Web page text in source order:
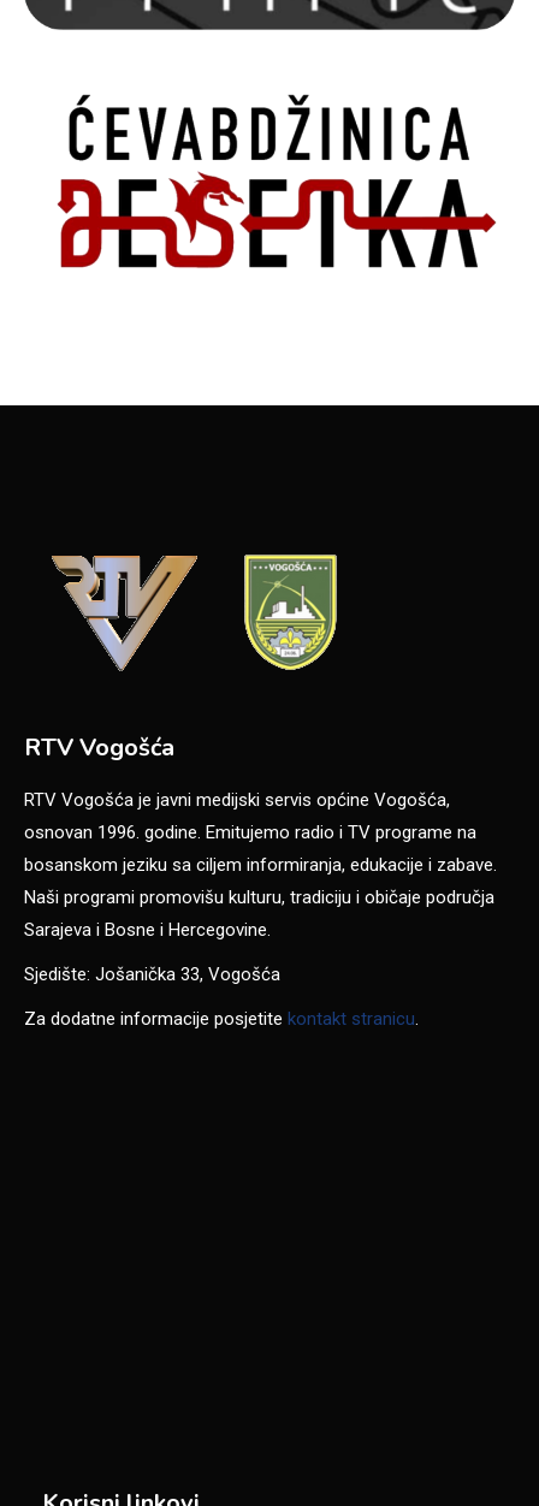
RTV Vogošća
RTV Vogošća je javni medijski servis općine Vogošća,
osnovan 1996. godine. Emitujemo radio i TV programe na
bosanskom jeziku sa ciljem informiranja, edukacije i zabave.
Naši programi promovišu kulturu, tradiciju i običaje područja
Sarajeva i Bosne i Hercegovine.
Sjedište: Jošanička 33, Vogošća
Za dodatne informacije posjetite kontakt stranicu.